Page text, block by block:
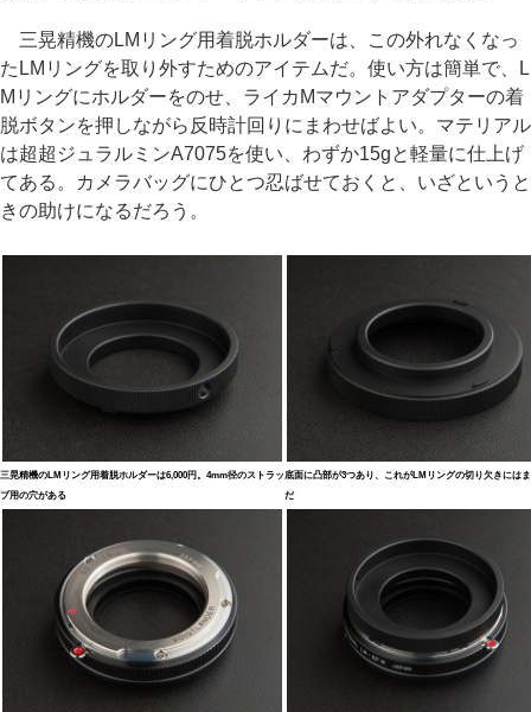
三晃精機のLMリング用着脱ホルダーは、この外れなくなっ
たLMリングを取り外すためのアイテムだ。使い方は簡単で、L
Mリングにホルダーをのせ、ライカMマウントアダプターの着
脱ボタンを押しながら反時計回りにまわせばよい。マテリアル
は超超ジュラルミンA7075を使い、わずか15gと軽量に仕上げ
てある。カメラバッグにひとつ忍ばせておくと、いざというと
きの助けになるだろう。
三晃精機のLMリング用着脱ホルダーは6,000円。4mm径のストラッ
プ用の穴がある
底面に凸部が3つあり、これがLMリングの切り欠きには
だ